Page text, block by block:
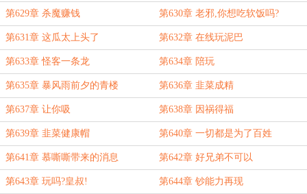
第629章 杀魔赚钱 第630章 老邪,你想吃软饭吗?
第631章 这瓜太上头了 第632章 在线玩泥巴
第633章 怪客一条龙 第634章 陪玩
第635章 暴风雨前夕的青楼 第636章 韭菜成精
第637章 让你吸 第638章 因祸得福
第639章 韭菜健康帽 第640章 一切都是为了百姓
第641章 慕嘶嘶带来的消息 第642章 好兄弟不可以
第643章 玩吗?皇叔! 第644章 钞能力再现